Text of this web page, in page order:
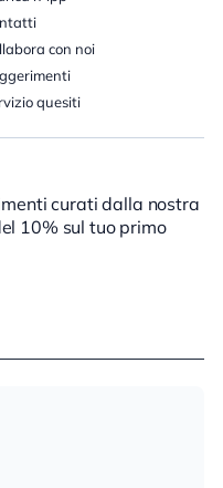
con noi
quesiti
curati dalla nostra
10% sul tuo primo